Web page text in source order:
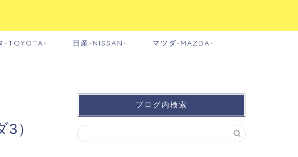
-TOYOTA- 日産-NISSAN- マツダ-MAZDA-
）
ブログ内検索